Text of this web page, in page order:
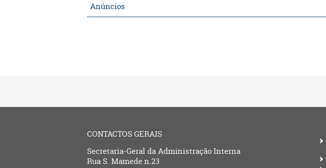
Anúncios
CONTACTOS GERAIS
Secretaria-Geral da Administração Interna
Rua S. Mamede n.23